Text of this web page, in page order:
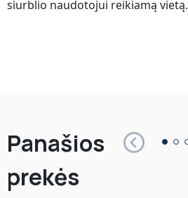
siurblio naudotojui reikiamą vietą.
Panašios
prekės